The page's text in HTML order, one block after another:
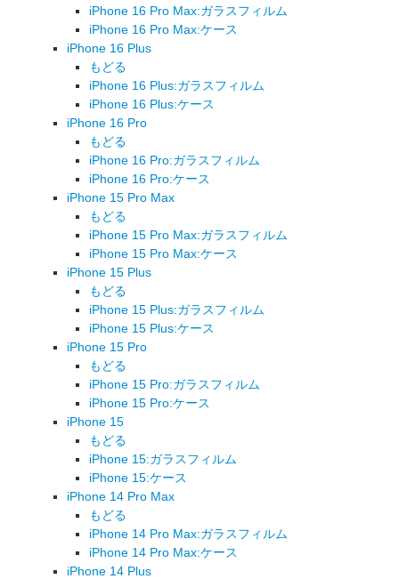
iPhone 16 Pro Max:ガラスフィルム
iPhone 16 Pro Max:ケース
iPhone 16 Plus
もどる
iPhone 16 Plus:ガラスフィルム
iPhone 16 Plus:ケース
iPhone 16 Pro
もどる
iPhone 16 Pro:ガラスフィルム
iPhone 16 Pro:ケース
iPhone 15 Pro Max
もどる
iPhone 15 Pro Max:ガラスフィルム
iPhone 15 Pro Max:ケース
iPhone 15 Plus
もどる
iPhone 15 Plus:ガラスフィルム
iPhone 15 Plus:ケース
iPhone 15 Pro
もどる
iPhone 15 Pro:ガラスフィルム
iPhone 15 Pro:ケース
iPhone 15
もどる
iPhone 15:ガラスフィルム
iPhone 15:ケース
iPhone 14 Pro Max
もどる
iPhone 14 Pro Max:ガラスフィルム
iPhone 14 Pro Max:ケース
iPhone 14 Plus